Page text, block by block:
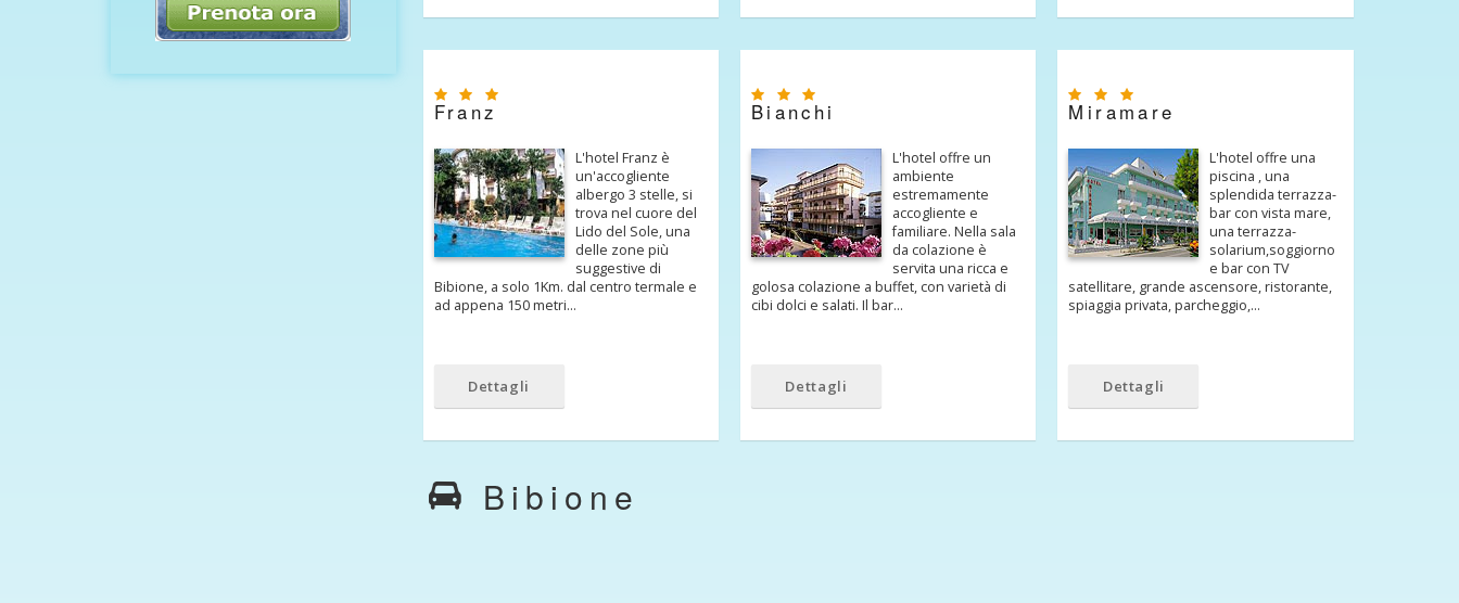
Franz
L'hotel Franz è
un'accogliente
albergo 3 stelle, si
trova nel cuore del
Lido del Sole, una
delle zone più
suggestive di
Bibione, a solo 1Km. dal centro termale e
ad appena 150 metri…
Dettagli
Bianchi
L'hotel offre un
ambiente
estremamente
accogliente e
familiare. Nella sala
da colazione è
servita una ricca e
golosa colazione a buffet, con varietà di
cibi dolci e salati. Il bar…
Dettagli
Miramare
L'hotel offre una
piscina , una
splendida terrazza-
bar con vista mare,
una terrazza-
solarium,soggiorno
e bar con TV
satellitare, grande ascensore, ristorante,
spiaggia privata, parcheggio,…
Dettagli
Bibione